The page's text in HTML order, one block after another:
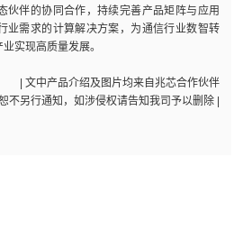
伙伴的协同合作，持续完善产品矩阵与应用
业需求的计算解决方案，为通信行业数智转
实现高质量发展。
| 文中产品介绍及图片均来自兆芯合作伙伴
不另行通知，如涉侵权请告知我司予以删除 |